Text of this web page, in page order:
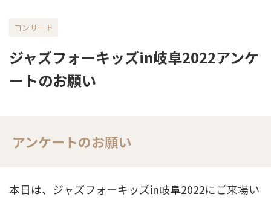
コンサート
ジャズフォーキッズin岐阜2022アンケ
ートのお願い
アンケートのお願い
本日は、ジャズフォーキッズin岐阜2022にご来場い